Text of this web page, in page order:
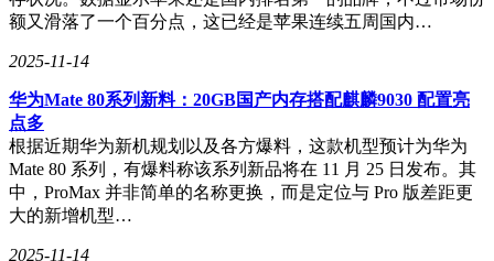
额又滑落了一个百分点，这已经是苹果连续五周国内…
2025-11-14
华为Mate 80系列新料：20GB国产内存搭配麒麟9030 配置亮
点多
根据近期华为新机规划以及各方爆料，这款机型预计为华为
Mate 80 系列，有爆料称该系列新品将在 11 月 25 日发布。其
中，ProMax 并非简单的名称更换，而是定位与 Pro 版差距更
大的新增机型…
2025-11-14